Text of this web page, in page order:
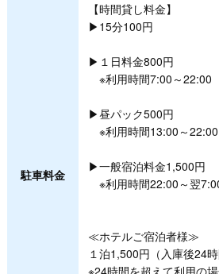
駐車料金
【時間貸し料金】
▶15分100円
▶１日料金800円
※利用時間7:00～22:00
▶昼パック500円
※利用時間13:00～22:00
▶一般宿泊料金1,500円
※利用時間22:00～翌
≪ホテルご宿泊者様≫
１泊1,500円（入庫後24時